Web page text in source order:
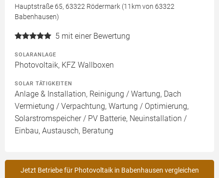
Hauptstraße 65, 63322 Rödermark (11km von 63322
Babenhausen)
5 mit einer Bewertung
SOLARANLAGE
Photovoltaik, KFZ Wallboxen
SOLAR TÄTIGKEITEN
Anlage & Installation, Reinigung / Wartung, Dach
Vermietung / Verpachtung, Wartung / Optimierung,
Solarstromspeicher / PV Batterie, Neuinstallation /
Einbau, Austausch, Beratung
Jetzt Betriebe für Photovoltaik in Babenhausen vergleichen